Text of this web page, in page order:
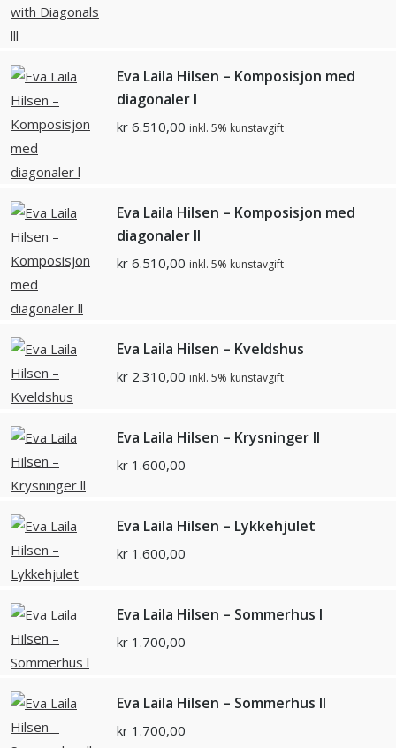
Eva Laila Hilsen – Komposisjon med
diagonaler l
kr 6.510,00 inkl. 5% kunstavgift
Eva Laila Hilsen – Komposisjon med
diagonaler ll
kr 6.510,00 inkl. 5% kunstavgift
Eva Laila Hilsen – Kveldshus
kr 2.310,00 inkl. 5% kunstavgift
Eva Laila Hilsen – Krysninger ll
kr 1.600,00
Eva Laila Hilsen – Lykkehjulet
kr 1.600,00
Eva Laila Hilsen – Sommerhus l
kr 1.700,00
Eva Laila Hilsen – Sommerhus ll
kr 1.700,00